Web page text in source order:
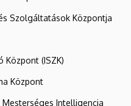
Szolgáltatások Központja
(ISZK)
Központ
Mesterséges Intelligencia